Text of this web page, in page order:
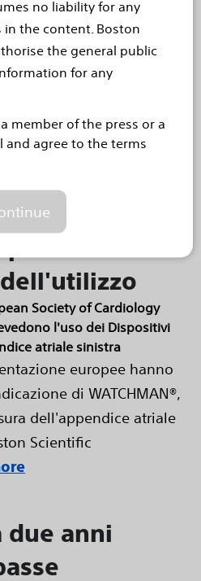
no liability for any
in the content. Boston
the general public
for any
member of the press or a
and agree to the terms
di
per la
della
Society of Cardiology
l'uso dei Dispositivi
atriale sinistra
europee hanno
di WATCHMAN®,
dell'appendice atriale
Scientific
due anni